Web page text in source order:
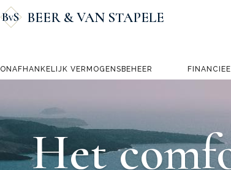
BEER & VAN STAPELE
ONAFHANKELIJK VERMOGENSBEHEER
Het